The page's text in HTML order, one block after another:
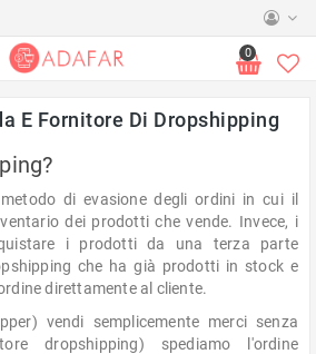
0
E Fornitore Di Dropshipping
di evasione degli ordini in cui il
dei prodotti che vende. Invece, i
i prodotti da una terza parte
che ha già prodotti in stock e
direttamente al cliente.
vendi semplicemente merci senza
dropshipping) spediamo l'ordine